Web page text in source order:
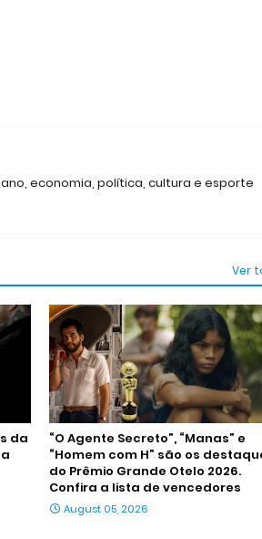
economia, política, cultura e esporte
Ver
da
“O Agente Secreto”, “Manas” e
“Homem com H” são os
do Prêmio Grande Otelo 2026.
Confira a lista de vencedores
August 05, 2026